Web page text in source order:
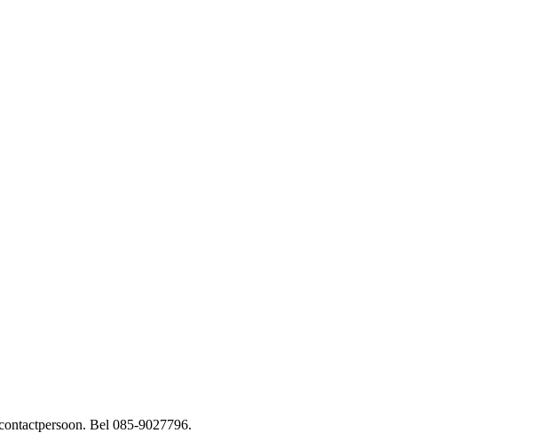
Bel 085-9027796.